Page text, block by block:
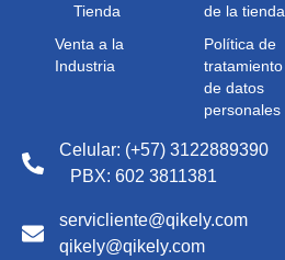
Tienda
Venta a la
Industria
de la tienda
Política de
tratamiento
de datos
personales
Celular: (+57) 3122889390
PBX: 602 3811381
servicliente@qikely.com
qikely@qikely.com